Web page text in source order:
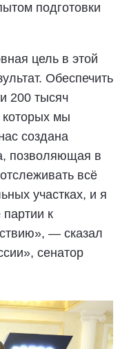
подготовки
цель в этой
Обеспечить
200 тысяч
которых мы
создана
позволяющая в
всё
участках, и я
к
— сказал
сенатор